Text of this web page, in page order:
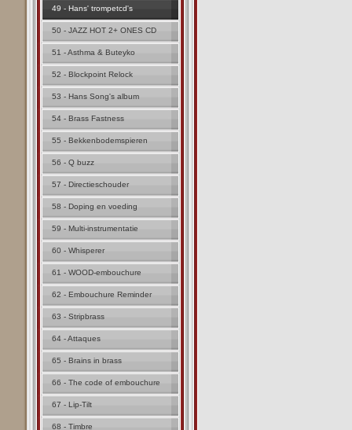
49 - Hans' trompetcd's
50 - JAZZ HOT 2+ ONES CD
51 - Asthma & Buteyko
52 - Blockpoint Relock
53 - Hans Song's album
54 - Brass Fastness
55 - Bekkenbodemspieren
56 - Q buzz
57 - Directieschouder
58 - Doping en voeding
59 - Multi-instrumentatie
60 - Whisperer
61 - WOOD-embouchure
62 - Embouchure Reminder
63 - Stripbrass
64 - Attaques
65 - Brains in brass
66 - The code of embouchure
67 - Lip-Tilt
68 - Timbre